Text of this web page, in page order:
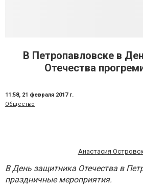
В Петропавловске в
Отечества
11:58, 21 февраля 2017 г.
Общество
Анастасия
В День защитника Отечества в
праздничные мероприятия.